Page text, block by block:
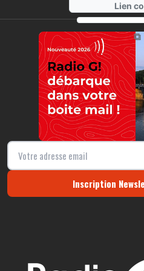
Lien
⧉
Inscription